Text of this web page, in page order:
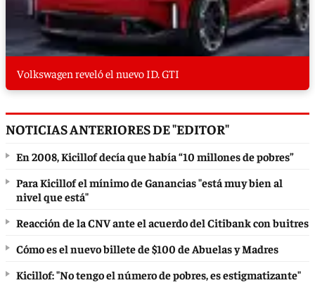
Volkswagen reveló el nuevo ID. GTI
NOTICIAS ANTERIORES DE "EDITOR"
En 2008, Kicillof decía que había “10 millones de pobres”
Para Kicillof el mínimo de Ganancias "está muy bien al
nivel que está"
Reacción de la CNV ante el acuerdo del Citibank con buitres
Cómo es el nuevo billete de $100 de Abuelas y Madres
Kicillof: "No tengo el número de pobres, es estigmatizante"